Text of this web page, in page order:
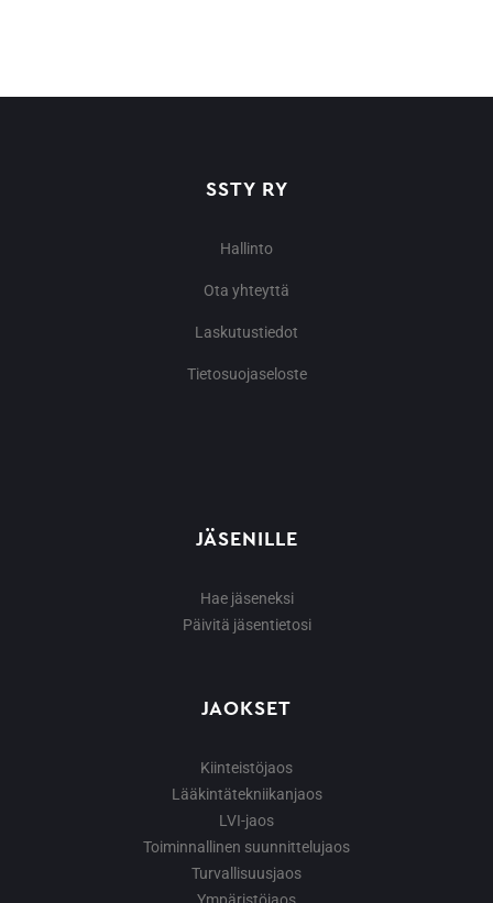
SSTY RY
Hallinto
Ota yhteyttä
Laskutustiedot
Tietosuojaseloste
JÄSENILLE
Hae jäseneksi
Päivitä jäsentietosi
JAOKSET
Kiinteistöjaos
Lääkintätekniikanjaos
LVI-jaos
Toiminnallinen suunnittelujaos
Turvallisuusjaos